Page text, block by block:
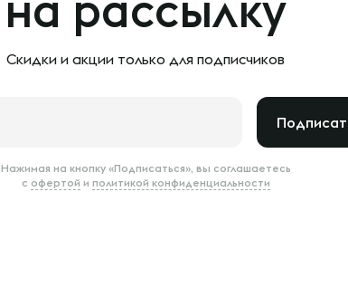
Скидки и акции только для подписчиков
Нажимая на кнопку «Подписаться», вы соглашаетесь
с офертой и политикой конфиденциальности